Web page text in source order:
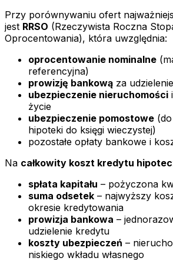
Przy porównywaniu ofert
jest RRSO (Rzeczywista Roczna
Oprocentowania), która uwzględnia:
oprocentowanie nominalne
referencyjna)
prowizję bankową za
ubezpieczenie nieruchomości
życie
ubezpieczenie pomostowe
hipoteki do księgi wieczystej)
pozostałe opłaty bankowe i
Na całkowity koszt kredytu
spłata kapitału – pożyczona
suma odsetek – najwyższy
okresie kredytowania
prowizja bankowa –
udzielenie kredytu
koszty ubezpieczeń –
niskiego wkładu własnego